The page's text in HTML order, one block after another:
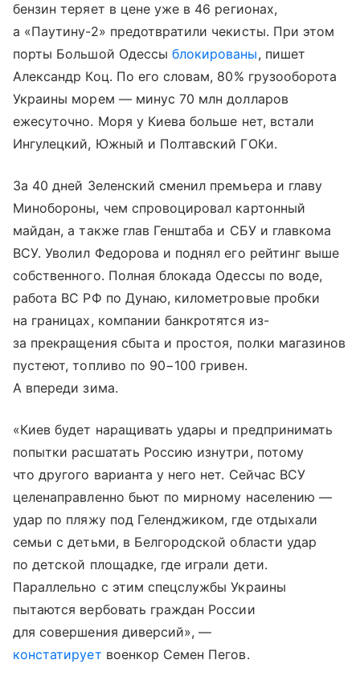
бензин теряет в цене уже в 46 регионах,
а «Паутину-2» предотвратили чекисты. При этом
порты Большой Одессыблокированы, пишет
Александр Коц. По его словам, 80% грузооборота
Украины морем — минус 70 млн долларов
ежесуточно. Моря у Киева больше нет, встали
Ингулецкий, Южный и Полтавский ГОКи.
За 40 дней Зеленский сменил премьера и главу
Минобороны, чем спровоцировал картонный
майдан, а также глав Генштаба и СБУ и главкома
ВСУ. Уволил Федорова и поднял его рейтинг выше
собственного. Полная блокада Одессы по воде,
работа ВС РФ по Дунаю, километровые пробки
на границах, компании банкротятся из-
за прекращения сбыта и простоя, полки магазинов
пустеют, топливо по 90−100 гривен.
А впереди зима.
«Киев будет наращивать удары и предпринимать
попытки расшатать Россию изнутри, потому
что другого варианта у него нет. Сейчас ВСУ
целенаправленно бьют по мирному населению —
удар по пляжу под Геленджиком, где отдыхали
семьи с детьми, в Белгородской области удар
по детской площадке, где играли дети.
Параллельно с этим спецслужбы Украины
пытаются вербовать граждан России
для совершения диверсий», —
констатирует военкор Семен Пегов.